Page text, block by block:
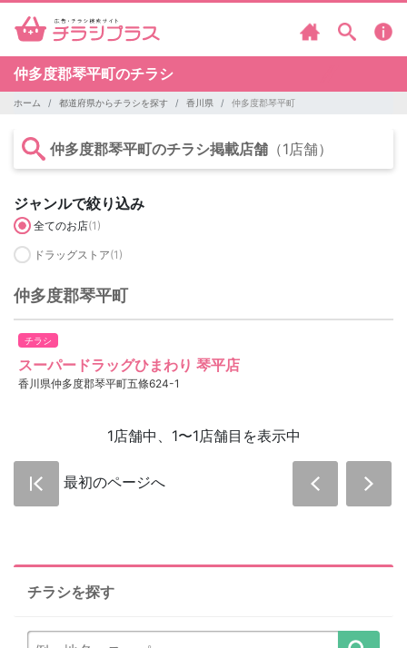
仲多度郡琴平町のチラシ
ホーム 都道府県からチラシを探す 香川県 仲多度郡琴平町
仲多度郡琴平町のチラシ掲載店舗 （1店舗）
ジャンルで絞り込み
全てのお店(1)
ドラッグストア(1)
仲多度郡琴平町
チラシ
スーパードラッグひまわり 琴平店
香川県仲多度郡琴平町五條624-1
1店舗中、1〜1店舗目を表示中
最初のページへ
チラシを探す